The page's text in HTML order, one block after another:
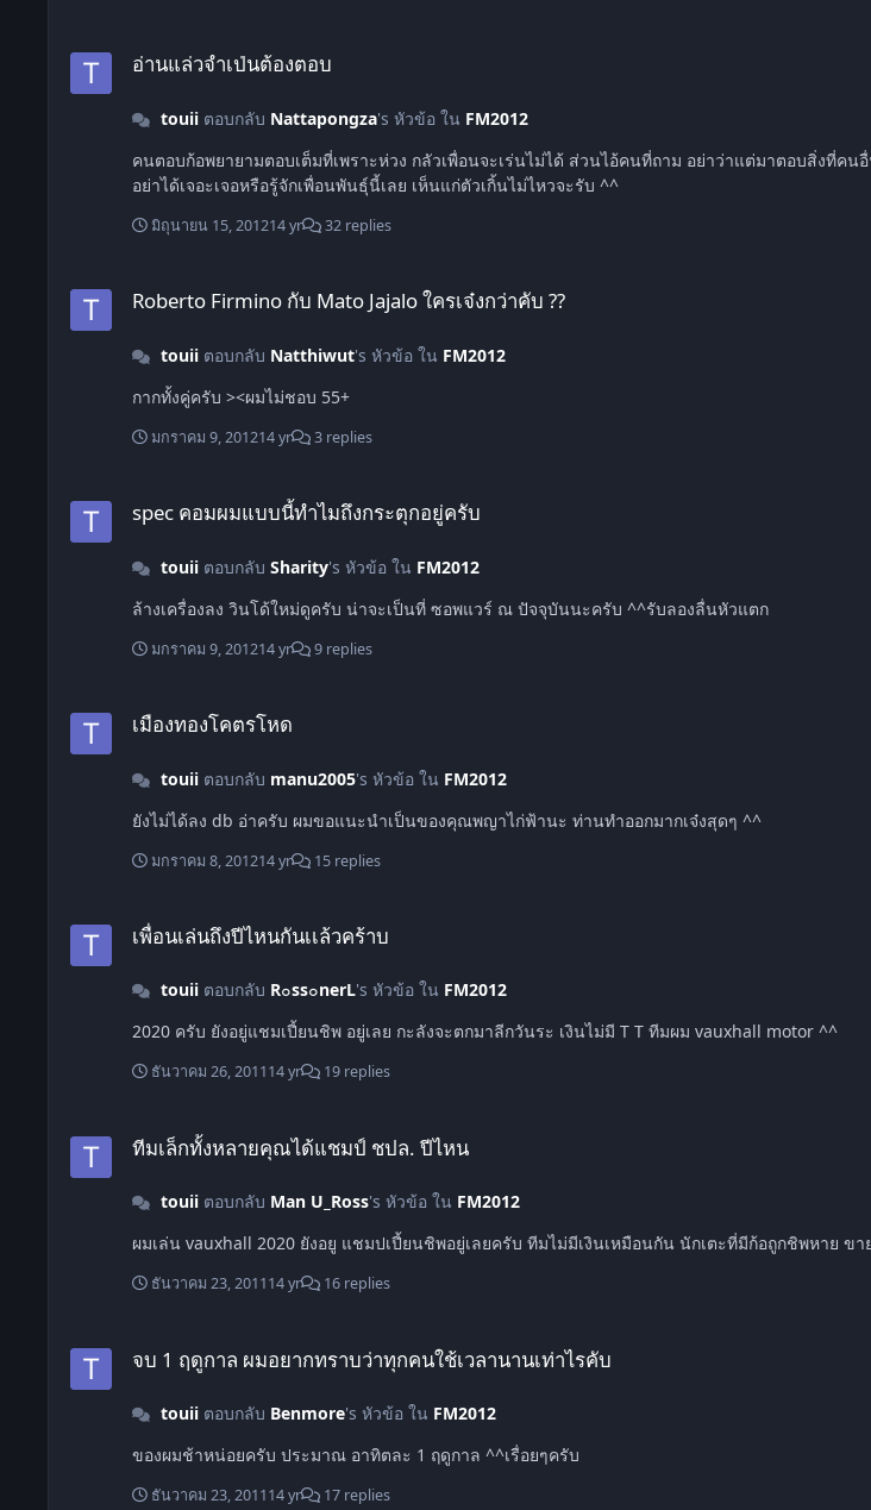
อ่านแล่วจำเป่นต้องตอบ
touiiตอบกลับ Nattapongza's หัวข้อ ใน FM2012
คนตอบก้อพยายามตอบเต็มที่เพราะห่วง กลัวเพื่อนจะเร่นไม่ได้ ส่วนไอ้คนที่ถาม อย่าว่าแต่มาตอบสิ่งที่คนอื่นเค้าถราเลยว่าไม่ได้ตรงไหนยังไง แม้แต่คำขอบคุณมันยังไม่มีด้วยซ้ำ ผมคนนึงล่ะที่ชาตินี้ขอ
อย่าได้เจอะเจอหรือรู้จักเพื่อนพันธุ์นี้เลย เห็นแก่ตัวเกิ้นไม่ไหวจะรับ ^^
มิถุนายน 15, 201214 yr 32 replies
Roberto Firmino กับ Mato Jajalo ใครเจ๋งกว่าคับ ??
touiiตอบกลับ Natthiwut's หัวข้อ ใน FM2012
กากทั้งคู่ครับ ><ผมไม่ชอบ 55+
มกราคม 9, 201214 yr 3 replies
spec คอมผมแบบนี้ทำไมถึงกระตุกอยู่ครับ
touiiตอบกลับ Sharity's หัวข้อ ใน FM2012
ล้างเครื่องลง วินโด้ใหม่ดูครับ น่าจะเป็นที่ ซอพแวร์ ณ ปัจจุบันนะครับ ^^รับลองลื่นหัวแตก
มกราคม 9, 201214 yr 9 replies
เมืองทองโคตรโหด
touiiตอบกลับ manu2005's หัวข้อ ใน FM2012
ยังไม่ได้ลง db อ่าครับ ผมขอแนะนำเป็นของคุณพญาไก่ฟ้านะ ท่านทำออกมากเจ๋งสุดๆ ^^
มกราคม 8, 201214 yr 15 replies
เพื่อนเล่นถึงปีไหนกันเเล้วคร้าบ
touiiตอบกลับ R๐ss๐nerL's หัวข้อ ใน FM2012
2020 ครับ ยังอยู่แชมเปี้ยนชิพ อยู่เลย กะลังจะตกมาลีกวันระ เงินไม่มี T T ทีมผม vauxhall motor ^^
ธันวาคม 26, 201114 yr 19 replies
ทีมเล็กทั้งหลายคุณได้แชมป์ ชปล. ปีไหน
touiiตอบกลับ Man U_Ross's หัวข้อ ใน FM2012
ธันวาคม 23, 201114 yr 16 replies
จบ 1 ฤดูกาล ผมอยากทราบว่าทุกคนใช้เวลานานเท่าไรคับ
touiiตอบกลับ Benmore's หัวข้อ ใน FM2012
ของผมช้าหน่อยครับ ประมาณ อาทิตละ 1 ฤดูกาล ^^เรื่อยๆครับ
ธันวาคม 23, 201114 yr 17 replies